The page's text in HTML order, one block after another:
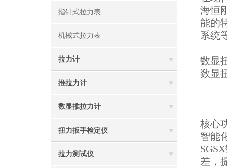
指针式拉力表
机械式拉力表
拉力计
推拉力计
数显推拉力计
扭力扳手检定仪
拉力测试仪
海恒
能的
系统
数显
数显
核心
智能
差，